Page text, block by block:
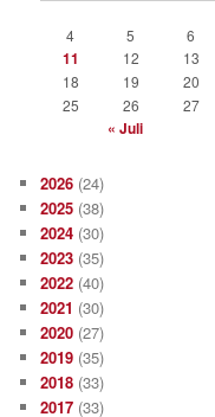
4
5 6
11 12 13
18 19 20
25
26 27
« Juli
2026 (24)
2025 (38)
2024 (30)
2023 (35)
2022 (40)
2021 (30)
2020 (27)
2019 (35)
2018 (33)
2017 (33)